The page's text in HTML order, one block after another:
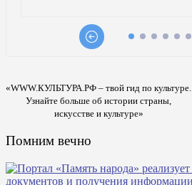
«WWW.КУЛЬТУРА.РФ – твой гид по культуре.
Узнайте больше об истории страны,
искусстве и культуре»
Помним вечно